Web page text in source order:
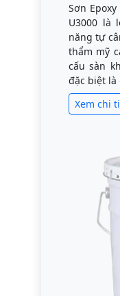
Sơn
U3000 là
năng tự
thẩm mỹ
cấu sàn
đặc biệt là
Xem chi